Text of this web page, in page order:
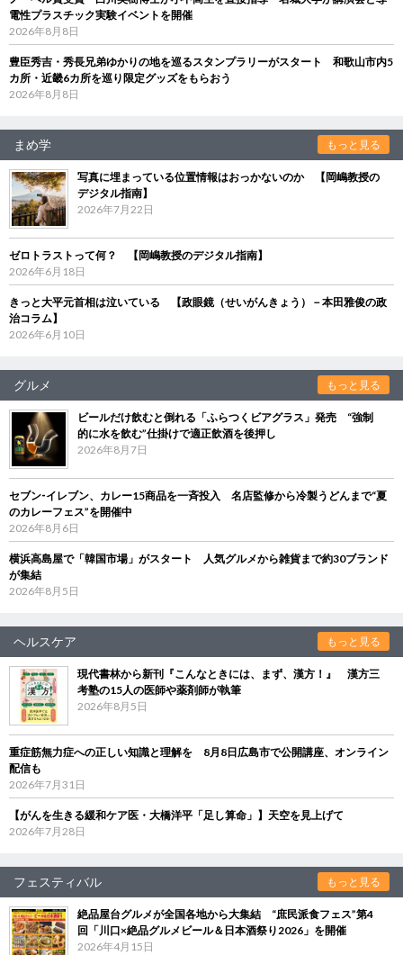
電性プラスチック実験イベントを開催
2026年8月8日
豊臣秀吉・秀長兄弟ゆかりの地を巡るスタンプラリーがスタート 和歌山市内5
カ所・近畿6カ所を巡り限定グッズをもらおう
2026年8月8日
まめ学 もっと見る
写真に埋まっている位置情報はおっかないのか 【岡嶋教授の
デジタル指南】
2026年7月22日
ゼロトラストって何？ 【岡嶋教授のデジタル指南】
2026年6月18日
きっと大平元首相は泣いている 【政眼鏡（せいがんきょう）－本田雅俊の政
治コラム】
2026年6月10日
グルメ もっと見る
ビールだけ飲むと倒れる「ふらつくビアグラス」発売 “強制
的に水を飲む”仕掛けで適正飲酒を後押し
2026年8月7日
セブン‐イレブン、カレー15商品を一斉投入 名店監修から冷製うどんまで“夏
のカレーフェス”を開催中
2026年8月6日
横浜高島屋で「韓国市場」がスタート 人気グルメから雑貨まで約30ブランド
が集結
2026年8月5日
ヘルスケア もっと見る
現代書林から新刊『こんなときには、まず、漢方！』 漢方三
考塾の15人の医師や薬剤師が執筆
2026年8月5日
重症筋無力症への正しい知識と理解を 8月8日広島市で公開講座、オンライン
配信も
2026年7月31日
【がんを生きる緩和ケア医・大橋洋平「足し算命」】天空を見上げて
2026年7月28日
フェスティバル もっと見る
絶品屋台グルメが全国各地から大集結 “庶民派食フェス”第4
回「川口×絶品グルメビール＆日本酒祭り2026」を開催
2026年4月15日